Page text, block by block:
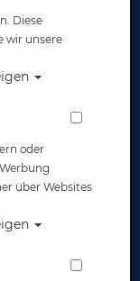
Diese
wir unsere
oder
über Websites